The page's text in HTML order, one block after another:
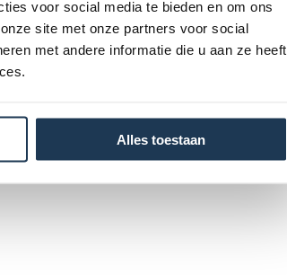
voor social media te bieden en om ons
site met onze partners voor social
met andere informatie die u aan ze heeft
Alles toestaan